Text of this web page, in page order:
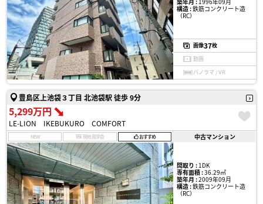
構造 :鉄筋コンクリート造
（RC）
画像37枚
動画
パノラマ / VR
豊島区上池袋３丁目 北池袋駅 徒歩 9分
5,299万円
LE-LION IKEBUKURO COMFORT
NEW 現地見学会 おすすめ 中古マンション
間取り :1DK
専有面積 :36.29㎡
築年月 :2009年09月
構造 :鉄筋コンクリート造
（RC）